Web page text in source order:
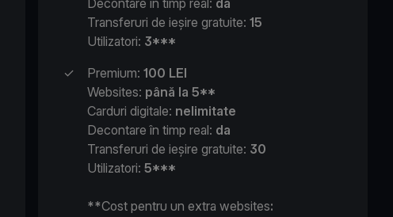
Decontare în timp real: da
Transferuri de ieșire gratuite: 15
Utilizatori: 3***
✓
Premium: 100 LEI
Websites: până la 5**
Carduri digitale: nelimitate
Decontare în timp real: da
Transferuri de ieșire gratuite: 30
Utilizatori: 5***
**Cost pentru un extra websites: